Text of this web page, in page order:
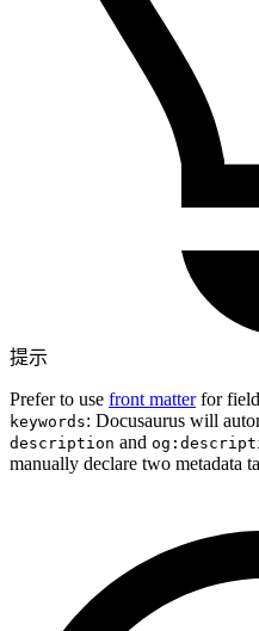
提示
Prefer to use front matterfor
keywords: Docusaurus will
description and
manually declare two metadata